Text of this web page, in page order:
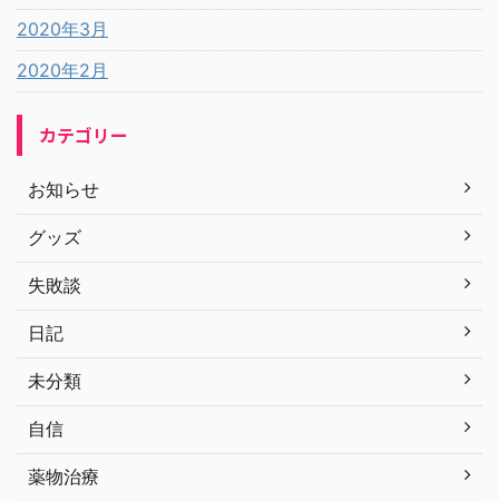
2020年3月
2020年2月
カテゴリー
お知らせ
グッズ
失敗談
日記
未分類
自信
薬物治療